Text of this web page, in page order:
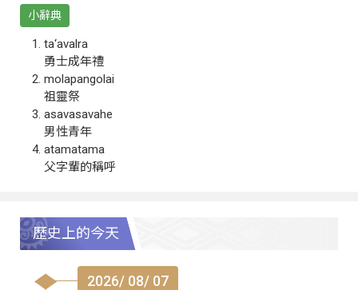
小辭典
ta‘avalra
勇士成年禮
molapangolai
祖靈祭
asavasavahe
男性青年
atamatama
父字輩的稱呼
歷史上的今天
2026/ 08/ 07